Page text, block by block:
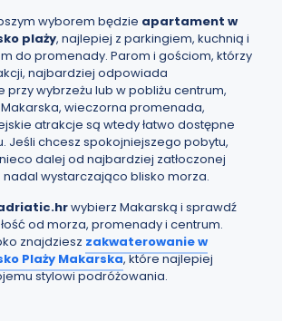
wyborem będzie apartament w
plaży, najlepiej z parkingiem, kuchnią i
do promenady. Parom i gościom, którzy
najbardziej odpowiada
przy wybrzeżu lub w pobliżu centrum,
wieczorna promenada,
atrakcje są wtedy łatwo dostępne
Jeśli chcesz spokojniejszego pobytu,
dalej od najbardziej zatłoczonej
nadal wystarczająco blisko morza.
wybierz Makarską i sprawdź
od morza, promenady i centrum.
znajdziesz zakwaterowanie w
Plaży Makarska, które najlepiej
stylowi podróżowania.